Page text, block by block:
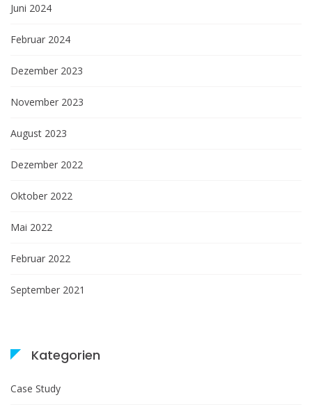
Juni 2024
Februar 2024
Dezember 2023
November 2023
August 2023
Dezember 2022
Oktober 2022
Mai 2022
Februar 2022
September 2021
Kategorien
Case Study